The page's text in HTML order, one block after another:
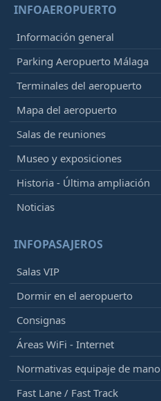
INFOAEROPUERTO
Información general
Parking Aeropuerto Málaga
Terminales del aeropuerto
Mapa del aeropuerto
Salas de reuniones
Museo y exposiciones
Historia - Última ampliación
Noticias
INFOPASAJEROS
Salas VIP
Dormir en el aeropuerto
Consignas
Áreas WiFi - Internet
Normativas equipaje de mano
Fast Lane / Fast Track